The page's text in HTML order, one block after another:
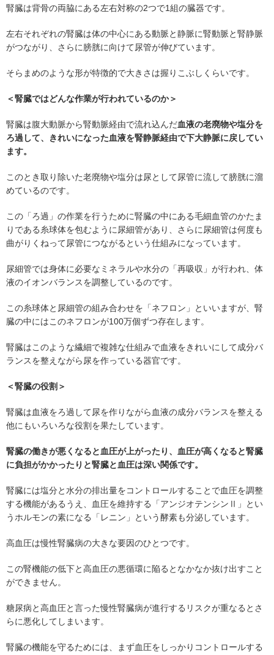
腎臓は背骨の両脇にある左右対称の2つで1組の臓器です。
左右それぞれの腎臓は体の中心にある動脈と静脈に腎動脈と腎静脈
がつながり、さらに膀胱に向けて尿管が伸びています。
そらまめのような形が特徴的で大きさは握りこぶしくらいです。
＜腎臓ではどんな作業が行われているのか＞
腎臓は腹大動脈から腎動脈経由で流れ込んだ血液の老廃物や塩分を
ろ過して、きれいになった血液を腎静脈経由で下大静脈に戻してい
ます。
このとき取り除いた老廃物や塩分は尿として尿管に流して膀胱に溜
めているのです。
この「ろ過」の作業を行うために腎臓の中にある毛細血管のかたま
りである糸球体を包むように尿細管があり、さらに尿細管は何度も
曲がりくねって尿管につながるという仕組みになっています。
尿細管では身体に必要なミネラルや水分の「再吸収」が行われ、体
液のイオンバランスを調整しているのです。
この糸球体と尿細管の組み合わせを「ネフロン」といいますが、腎
臓の中にはこのネフロンが100万個ずつ存在します。
腎臓はこのような繊細で複雑な仕組みで血液をきれいにして成分バ
ランスを整えながら尿を作っている器官です。
＜腎臓の役割＞
腎臓は血液をろ過して尿を作りながら血液の成分バランスを整える
他にもいろいろな役割を果たしています。
腎臓の働きが悪くなると血圧が上がったり、血圧が高くなると腎臓
に負担がかかったりと腎臓と血圧は深い関係です。
腎臓には塩分と水分の排出量をコントロールすることで血圧を調整
する機能があるうえ、血圧を維持する「アンジオテンシンⅡ」とい
うホルモンの素になる「レニン」という酵素も分泌しています。
高血圧は慢性腎臓病の大きな要因のひとつです。
この腎機能の低下と高血圧の悪循環に陥るとなかなか抜け出すこと
ができません。
糖尿病と高血圧と言った慢性腎臓病が進行するリスクが重なるとさ
らに悪化してしまいます。
腎臓の機能を守るためには、まず血圧をしっかりコントロールする